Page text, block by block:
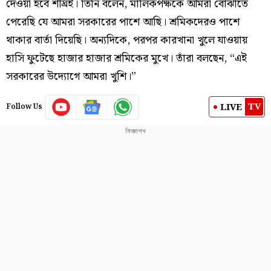
দেওয়া হবে শীঘ্রই। তিনি বলেন, মালিকপক্ষকে আমরা বোঝাতে
পেরেছি যে আমরা সরকারের পাশে আছি। শ্রমিকদেরও পাশে
থাকার বার্তা দিয়েছি। অন্যদিকে, পরপর কারখানা খুলে যাওয়ায়
হাসি ফুটেছে হাজার হাজার শ্রমিকের মুখে। তাঁরা বলছেন, “এই
সরকারের উদ্যোগে আমরা খুশি।”
Follow Us LIVE TV